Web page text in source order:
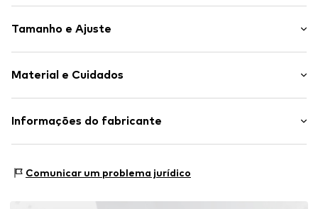
Compartimento principal espaçoso
Compartimento com fecho de correr interior
Costura
Fecho de correr
Tamanho e Ajuste
Comprimento da alça: Alça pequena
Material e Cuidados
Material superior: Poliuretano - PU (reciclado)
Informações do fabricante
80121 Napoli
Comunicar um problema jurídico